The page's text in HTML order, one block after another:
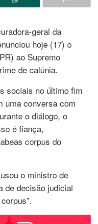
geral da
hoje (17) o
ao Supremo
de calúnia.
sociais no último fim
uma conversa com
o diálogo, o
é fiança,
corpus do
o ministro de
de decisão judicial